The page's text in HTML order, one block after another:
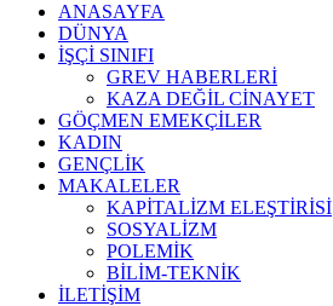
ANASAYFA
DÜNYA
İŞÇİ SINIFI
GREV HABERLERİ
KAZA DEĞİL CİNAYET
GÖÇMEN EMEKÇİLER
KADIN
GENÇLİK
MAKALELER
KAPİTALİZM ELEŞTİRİSİ
SOSYALİZM
POLEMİK
BİLİM-TEKNİK
ILETIŞIM